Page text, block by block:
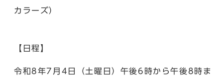
カラーズ）
【日程】
令和8年7月4日（土曜日）午後6時から午後8時ま